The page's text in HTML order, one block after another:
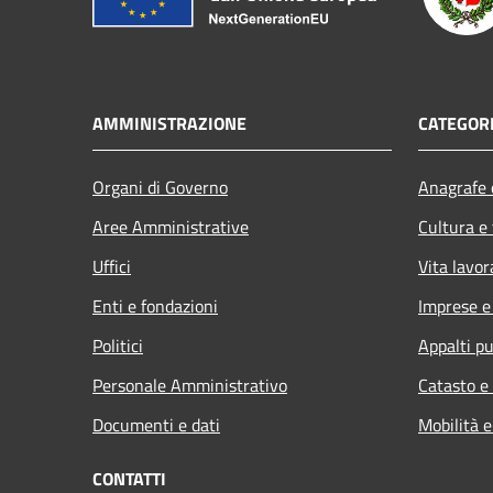
AMMINISTRAZIONE
Organi di Governo
Aree Amministrative
Uffici
Enti e fondazioni
Politici
Personale Amministrativo
Documenti e dati
Cultura
Vita
Imprese
Appalti
Catasto
Mobilità
CONTATTI